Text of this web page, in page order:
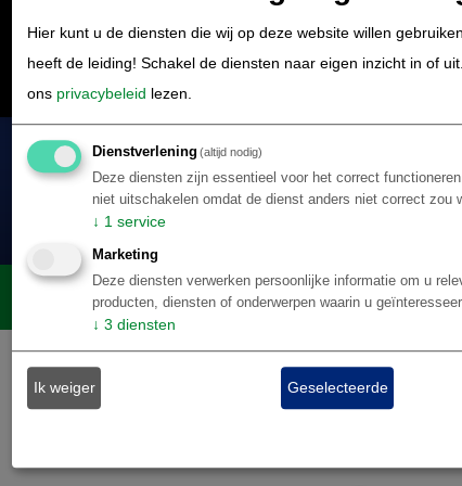
opmerkingenReisdetailsBestemmingenHotels
Hier kunt u de diensten die wij op deze website willen
heeft de leiding! Schakel de diensten naar eigen inzicht in of uit.
ons privacybeleid lezen.
Dienstverlening (altijd nodig)
Deze diensten zijn essentieel voor het correct
niet uitschakelen omdat de dienst anders niet correct zou
↓ 1 service
Marketing
Deze diensten verwerken persoonlijke informatie om u
producten, diensten of onderwerpen waarin u
↓ 3 diensten
Ik weiger Geselecteerde